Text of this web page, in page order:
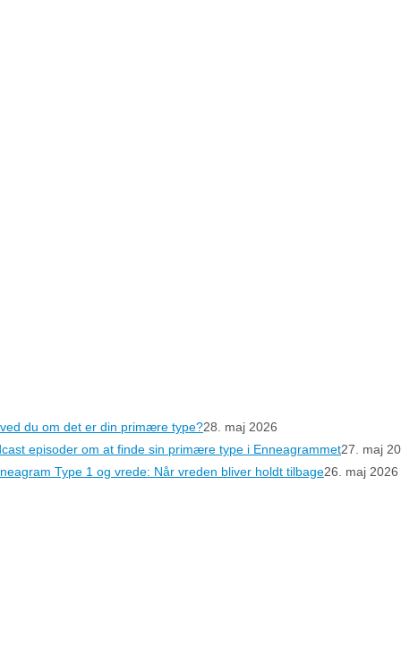
du om det er din primære type?28. maj 2026
episoder om at finde sin primære type i Enneagrammet27. maj
Type 1 og vrede: Når vreden bliver holdt tilbage26. maj 2026